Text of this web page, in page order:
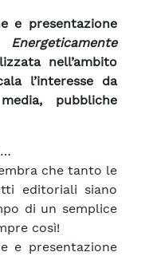
e presentazione
Energeticamente
nell’ambito
l’interesse da
pubbliche
che tanto le
editoriali siano
di un semplice
così!
e presentazione